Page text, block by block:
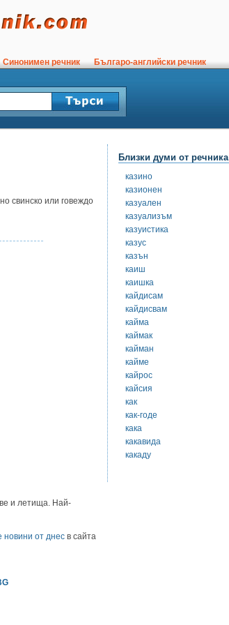
речник Българо-английски речник
свинско или говеждо
и летища. Най-
новини от днес в сайта
Близки думи от речника
казино
казионен
казуален
казуализъм
казуистика
казус
казън
каиш
каишка
кайдисам
кайдисвам
кайма
каймак
кайман
кайме
кайрос
кайсия
как
как-годе
кака
какавида
какаду